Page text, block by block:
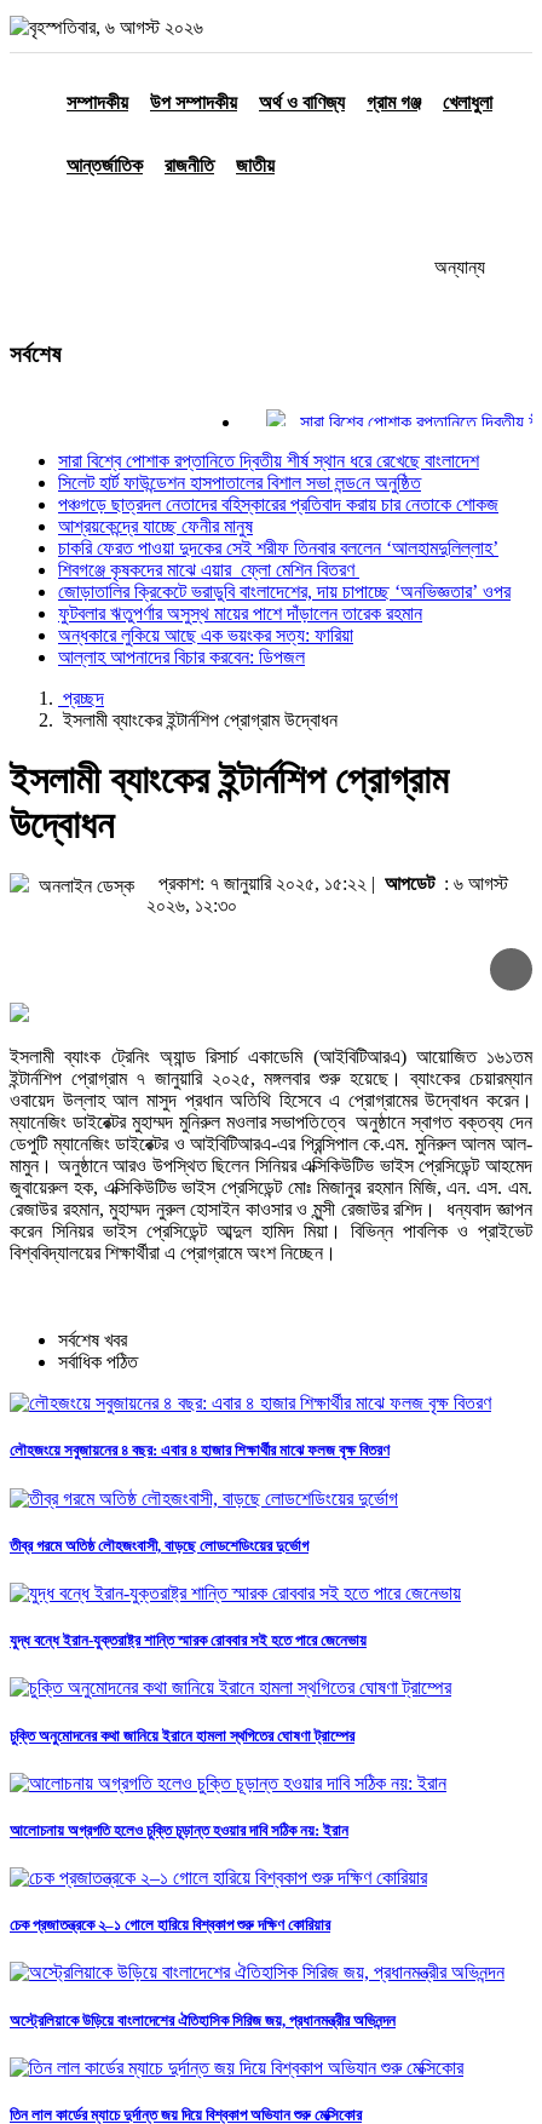
বৃহস্পতিবার, ৬ আগস্ট ২০২৬
সম্পাদকীয় উপ সম্পাদকীয় অর্থ ও বাণিজ্য গ্রাম গঞ্জ খেলাধুলা
আন্তর্জাতিক রাজনীতি জাতীয়
অন্যান্য
সর্বশেষ
সারা বিশ্বে পোশাক রপ্তানিতে দ্বিতীয় শীর্ষ
সিলেট হার্ট ফাউন্ডেশন হাসপাতালের বিশাল
পঞ্চগড়ে ছাত্রদল নেতাদের বহিস্কারের
আশ্রয়কেন্দ্রে যাচ্ছে ফেনীর মানুষ
চাকরি ফেরত পাওয়া দুদকের সেই শরীফ
শিবগঞ্জে কৃষকদের মাঝে এয়ার ফ্লো মেশিন
জোড়াতালির ক্রিকেটে ভরাডুবি বাংলাদেশের,
ফুটবলার ঋতুপর্ণার অসুস্থ মায়ের পাশে
অন্ধকারে লুকিয়ে আছে এক ভয়ংকর সত্য:
আল্লাহ আপনাদের বিচার করবেন: ডিপজল
সারা বিশ্বে পোশাক রপ্তানিতে দ্বিতীয় শীর্ষ স্থান ধরে রেখেছে বাংলাদেশ
সিলেট হার্ট ফাউন্ডেশন হাসপাতালের বিশাল সভা লন্ড‌নে অনুষ্ঠিত
পঞ্চগড়ে ছাত্রদল নেতাদের বহিস্কারের প্রতিবাদ করায় চার নেতাকে শোকজ
আশ্রয়কেন্দ্রে যাচ্ছে ফেনীর মানুষ
চাকরি ফেরত পাওয়া দুদকের সেই শরীফ তিনবার বললেন ‘আলহামদুলিল্লাহ’
শিবগঞ্জে কৃষকদের মাঝে এয়ার ফ্লো মেশিন বিতরণ
জোড়াতালির ক্রিকেটে ভরাডুবি বাংলাদেশের, দায় চাপাচ্ছে ‘অনভিজ্ঞতার’ ওপর
ফুটবলার ঋতুপর্ণার অসুস্থ মায়ের পাশে দাঁড়ালেন তারেক রহমান
অন্ধকারে লুকিয়ে আছে এক ভয়ংকর সত্য: ফারিয়া
আল্লাহ আপনাদের বিচার করবেন: ডিপজল
প্রচ্ছদ
ইসলামী ব্যাংকের ইন্টার্নশিপ প্রোগ্রাম উদ্বোধন
ইসলামী ব্যাংকের ইন্টার্নশিপ প্রোগ্রাম
উদ্বোধন
অনলাইন ডেস্ক প্রকাশ: ৭ জানুয়ারি ২০২৫, ১৫:২২ | আপডেট: ৬ আগস্ট
২০২৬, ১২:৩০
ইসলামী ব্যাংক ট্রেনিং অ্যান্ড রিসার্চ একাডেমি (আইবিটিআরএ) আয়োজিত ১৬১তম
ইন্টার্নশিপ প্রোগ্রাম ৭ জানুয়ারি ২০২৫, মঙ্গলবার শুরু হয়েছে। ব্যাংকের চেয়ারম্যান
ওবায়েদ উল্লাহ আল মাসুদ প্রধান অতিথি হিসেবে এ প্রোগ্রামের উদ্বোধন করেন।
ম্যানেজিং ডাইরেক্টর মুহাম্মদ মুনিরুল মওলার সভাপতিত্বে অনুষ্ঠানে স্বাগত বক্তব্য দেন
ডেপুটি ম্যানেজিং ডাইরেক্টর ও আইবিটিআরএ-এর প্রিন্সিপাল কে.এম. মুনিরুল আলম আল-
মামুন। অনুষ্ঠানে আরও উপস্থিত ছিলেন সিনিয়র এক্সিকিউটিভ ভাইস প্রেসিডেন্ট আহমেদ
জুবায়েরুল হক, এক্সিকিউটিভ ভাইস প্রেসিডেন্ট মোঃ মিজানুর রহমান মিজি, এন. এস. এম.
রেজাউর রহমান, মুহাম্মদ নুরুল হোসাইন কাওসার ও মুন্সী রেজাউর রশিদ। ধন্যবাদ জ্ঞাপন
করেন সিনিয়র ভাইস প্রেসিডেন্ট আব্দুল হামিদ মিয়া। বিভিন্ন পাবলিক ও প্রাইভেট
বিশ্ববিদ্যালয়ের শিক্ষার্থীরা এ প্রোগ্রামে অংশ নিচ্ছেন।
সর্বশেষ খবর
সর্বাধিক পঠিত
লৌহজংয়ে সবুজায়নের ৪ বছর: এবার ৪ হাজার শিক্ষার্থীর মাঝে ফলজ বৃক্ষ বিতরণ
তীব্র গরমে অতিষ্ঠ লৌহজংবাসী, বাড়ছে লোডশেডিংয়ের দুর্ভোগ
যুদ্ধ বন্ধে ইরান-যুক্তরাষ্ট্র শান্তি স্মারক রোববার সই হতে পারে জেনেভায়
চুক্তি অনুমোদনের কথা জানিয়ে ইরানে হামলা স্থগিতের ঘোষণা ট্রাম্পের
আলোচনায় অগ্রগতি হলেও চুক্তি চূড়ান্ত হওয়ার দাবি সঠিক নয়: ইরান
চেক প্রজাতন্ত্রকে ২–১ গোলে হারিয়ে বিশ্বকাপ শুরু দক্ষিণ কোরিয়ার
অস্ট্রেলিয়াকে উড়িয়ে বাংলাদেশের ঐতিহাসিক সিরিজ জয়, প্রধানমন্ত্রীর অভিনন্দন
তিন লাল কার্ডের ম্যাচে দুর্দান্ত জয় দিয়ে বিশ্বকাপ অভিযান শুরু মেক্সিকোর